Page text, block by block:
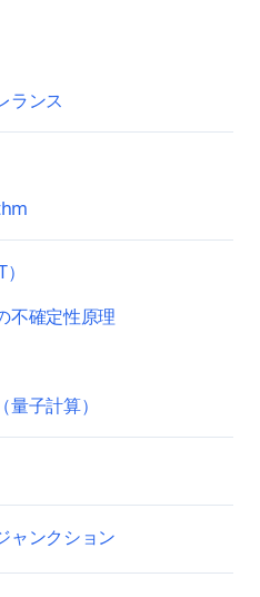
ランス
不確定性原理
子計算）
ャンクション